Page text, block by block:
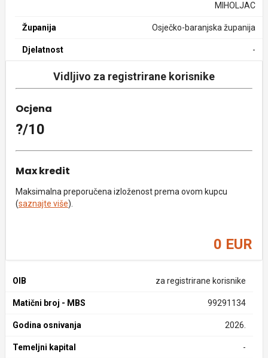
MIHOLJAC
Županija Osječko-baranjska županija
Djelatnost -
Vidljivo za registrirane korisnike
Ocjena
?/10
Max kredit
Maksimalna preporučena izloženost prema ovom kupcu
(saznajte više).
0 EUR
OIB za registrirane korisnike
Matični broj - MBS 99291134
Godina osnivanja 2026.
Temeljni kapital -